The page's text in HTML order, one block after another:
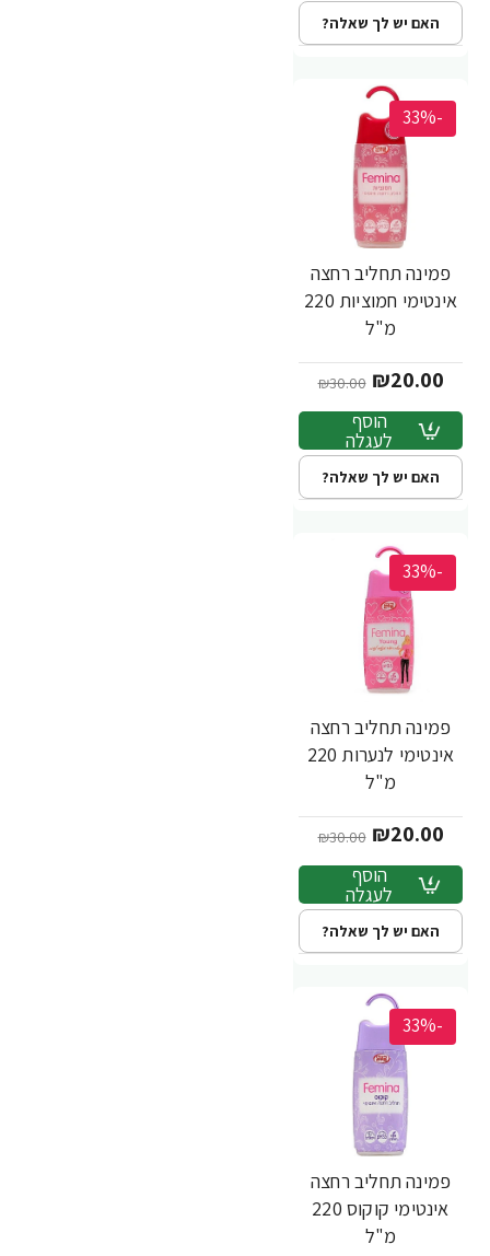
האם יש לך שאלה?
-33%
פמינה תחליב רחצה
אינטימי חמוציות 220
מ"ל
₪20.00
₪30.00
הוסף
לעגלה
האם יש לך שאלה?
-33%
פמינה תחליב רחצה
אינטימי לנערות 220
מ"ל
₪20.00
₪30.00
הוסף
לעגלה
האם יש לך שאלה?
-33%
פמינה תחליב רחצה
אינטימי קוקוס 220
מ"ל